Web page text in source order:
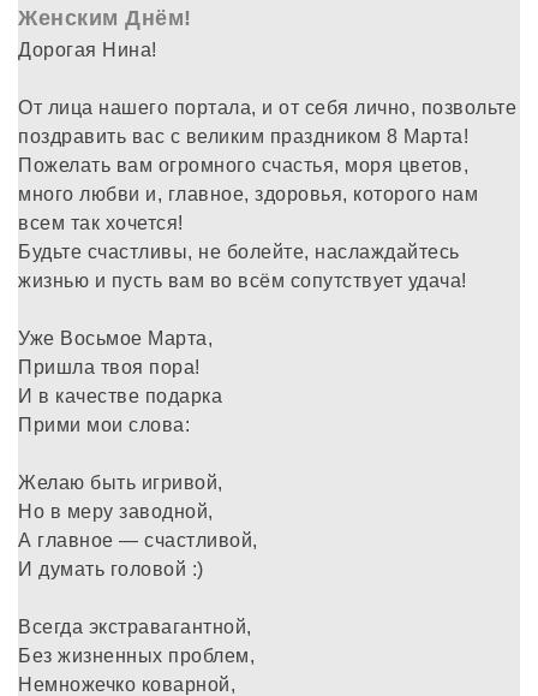
Женским Днём!
Дорогая Нина!
От лица нашего портала, и от себя лично, позвольте
поздравить вас с великим праздником 8 Марта!
Пожелать вам огромного счастья, моря цветов,
много любви и, главное, здоровья, которого нам
всем так хочется!
Будьте счастливы, не болейте, наслаждайтесь
жизнью и пусть вам во всём сопутствует удача!
Уже Восьмое Марта,
Пришла твоя пора!
И в качестве подарка
Прими мои слова:
Желаю быть игривой,
Но в меру заводной,
А главное — счастливой,
И думать головой :)
Всегда экстравагантной,
Без жизненных проблем,
Немножечко коварной,